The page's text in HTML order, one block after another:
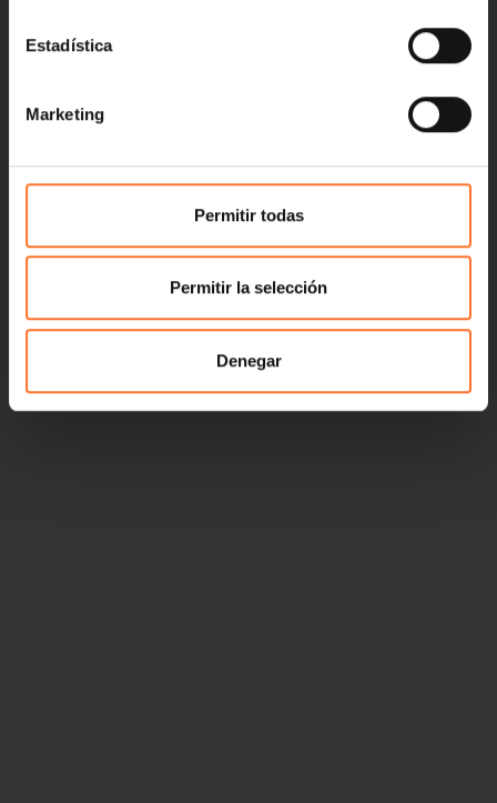
Estadística
Marketing
Permitir todas
Permitir la selección
Denegar